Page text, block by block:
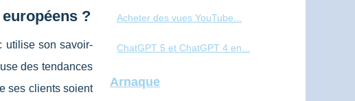
?
utilise son savoir-
des tendances
ses clients soient
Acheter des vues YouTube...
ChatGPT 5 et ChatGPT 4 en...
Arnaque